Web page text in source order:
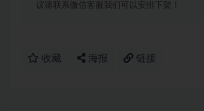
议请联系微信客服我们可以安排下架！
收藏 海报 链接